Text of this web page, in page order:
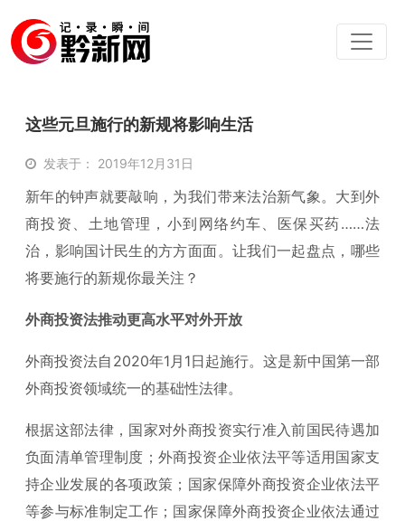
这些元旦施行的新规将影响生活
发表于： 2019年12月31日
新年的钟声就要敲响，为我们带来法治新气象。大到外
商投资、土地管理，小到网络约车、医保买药……法
治，影响国计民生的方方面面。让我们一起盘点，哪些
将要施行的新规你最关注？
外商投资法推动更高水平对外开放
外商投资法自2020年1月1日起施行。这是新中国第一部
外商投资领域统一的基础性法律。
根据这部法律，国家对外商投资实行准入前国民待遇加
负面清单管理制度；外商投资企业依法平等适用国家支
持企业发展的各项政策；国家保障外商投资企业依法平
等参与标准制定工作；国家保障外商投资企业依法通过